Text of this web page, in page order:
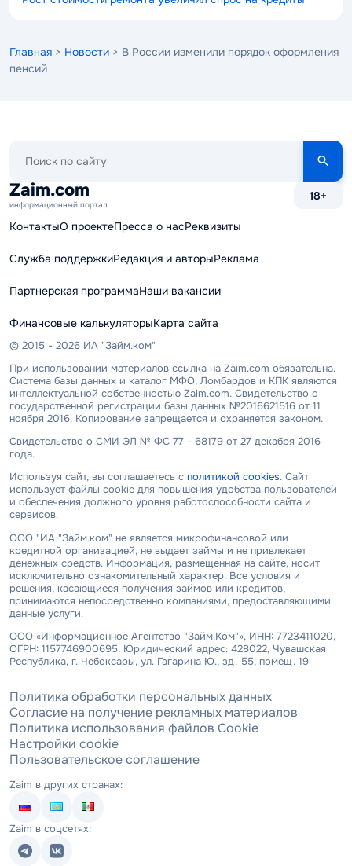
Главная > Новости > В России изменили порядок оформления
пенсий
сайту
Zaim.com
информационный портал
18+
КонтактыО проектеПресса о насРеквизиты
Служба поддержкиРедакция и авторыРеклама
Партнерская программаНаши вакансии
Финансовые калькуляторыКарта сайта
© 2015 - 2026 ИА "Займ.ком"
При использовании материалов ссылка на Zaim.com обязательна.
Система базы данных и каталог МФО, Ломбардов и КПК являются
интеллектуальной собственностью Zaim.com. Свидетельство о
государственной регистрации базы данных №2016621516 от 11
ноября 2016. Копирование запрещается и охраняется законом.
Свидетельство о СМИ ЭЛ № ФС 77 - 68179 от 27 декабря 2016
года.
Используя сайт, вы соглашаетесь с политикой cookies. Сайт
использует файлы cookie для повышения удобства пользователей
и обеспечения должного уровня работоспособности сайта и
сервисов.
ООО "ИА "Займ.ком" не является микрофинансовой или
кредитной организацией, не выдает займы и не привлекает
денежных средств. Информация, размещенная на сайте, носит
исключительно ознакомительный характер. Все условия и
решения, касающиеся получения займов или кредитов,
принимаются непосредственно компаниями, предоставляющими
данные услуги.
ООО «Информационное Агентство "Займ.Ком"», ИНН: 7723411020,
ОГРН: 1157746900695. Юридический адрес: 428022, Чувашская
Республика, г. Чебоксары, ул. Гагарина Ю., зд. 55, помещ. 19
Политика обработки персональных данных
Согласие на получение рекламных материалов
Политика использования файлов Cookie
Настройки cookie
Пользовательское соглашение
Zaim в других странах:
Zaim в соцсетях: